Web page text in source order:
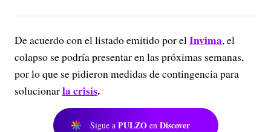
De acuerdo con el listado emitido por elInvima, el
colapso se podría presentar en las próximas semanas,
por lo que se pidieron medidas de contingencia para
solucionarla crisis.
Sigue a PULZO en Discover